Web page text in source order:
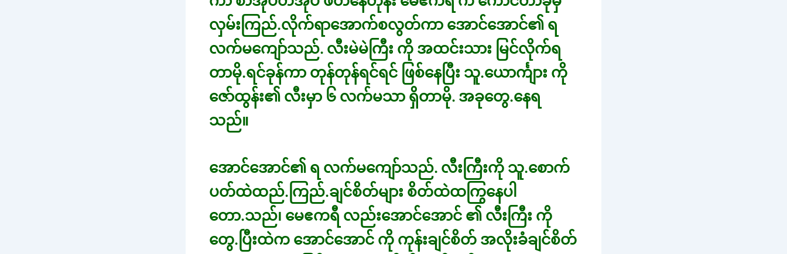
လှမ်းကြည်.လိုက်ရာအောက်စလွတ်ကာ အောင်အောင်၏ ရ
လက်မကျော်သည်. လီးမဲမဲကြီး ကို အထင်းသား မြင်လိုက်ရ
တာမို.ရင်ခုန်ကာ တုန်တုန်ရင်ရင် ဖြစ်နေပြီး သူ.ယောင်္ကျား ကို
ဇော်ထွန်း၏ လီးမှာ ၆ လက်မသာ ရှိတာမို. အခုတွေ.နေရ
သည်။
အောင်အောင်၏ ရ လက်မကျော်သည်. လီးကြီးကို သူ.စောက်
ပတ်ထဲထည်.ကြည်.ချင်စိတ်များ စိတ်ထဲထကြွနေပါ
တော.သည်၊ မေဧကရီ လည်းအောင်အောင် ၏ လီးကြီး ကို
တွေ.ပြီးထဲက အောင်အောင် ကို ကုန်းချင်စိတ် အလိုးခံချင်စိတ်